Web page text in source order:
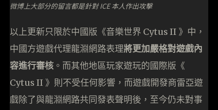
微博上大部分的留言都是針對 ICE 本人作出攻擊
以上更新只限於中國版《音樂世界 Cytus II 》中，
中國方遊戲代理龍淵網路表理將更加嚴格對遊戲內
容進行審核 。而其他地區玩家遊玩的國際版《
Cytus II 》則不受任何影響，而遊戲開發商雷亞遊
戲除了與龍淵網路共同發表聲明後，至今仍未對事